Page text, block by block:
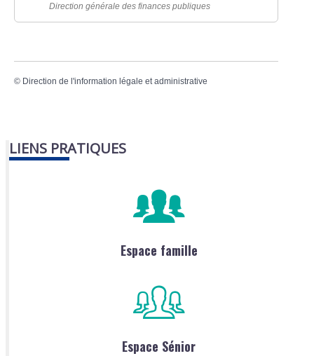
Direction générale des finances publiques
© Direction de l'information légale et administrative
LIENS PRATIQUES
Espace famille
Espace Sénior